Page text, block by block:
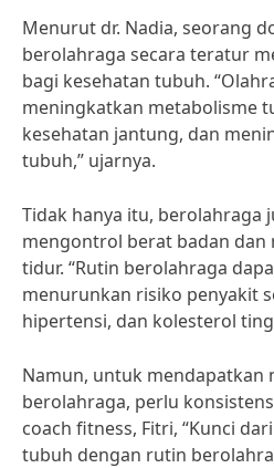
Menurut dr. Nadia, seorang
berolahraga secara teratur
bagi kesehatan tubuh.
meningkatkan metabolisme
kesehatan jantung, dan
tubuh,” ujarnya.
Tidak hanya itu, berolahraga
mengontrol berat badan dan
tidur. “Rutin berolahraga
menurunkan risiko penyakit
hipertensi, dan kolesterol
Namun, untuk mendapatkan
berolahraga, perlu
coach fitness, Fitri, “Kunci
tubuh dengan rutin